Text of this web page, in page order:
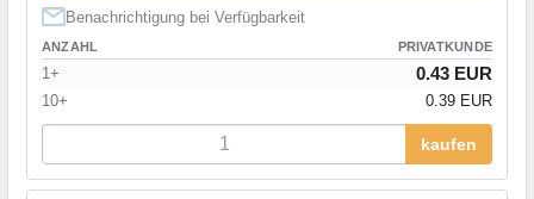
Benachrichtigung bei Verfügbarkeit
ANZAHL PRIVATKUNDE
1+ 0.43 EUR
10+ 0.39 EUR
kaufen